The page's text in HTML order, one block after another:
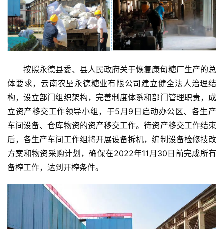
云
糖
网
公
号
现
货
报
价
按照永德县委、县人民政府关于恢复康甸糖厂生产的总
体要求，云南农垦永德糖业有限公司建立健全法人治理结
构，设立部门组织架构，完善制度体系和部门管理职责，成
立资产移交工作领导小组，于5月9日启动办公区、各生产
车间设备、仓库物资的资产移交工作。待资产移交工作结束
后，各生产车间工作组将开展设备拆机，编制设备检修技改
方案和物资采购计划，确保在2022年11月30日前完成所有
备榨工作，达到开榨条件。